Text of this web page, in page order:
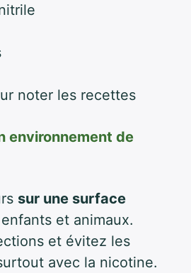
noter les recettes
environnement de
sur une surface
et animaux.
et évitez les
avec la nicotine.